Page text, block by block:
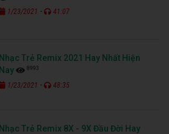
1/23/2021 - 41:07
Nhạc Trẻ Remix 2021 Hay Nhất Hiện
Nay
8993
1/23/2021 - 48:35
Nhạc Trẻ Remix 8X - 9X Đầu Đời Hay